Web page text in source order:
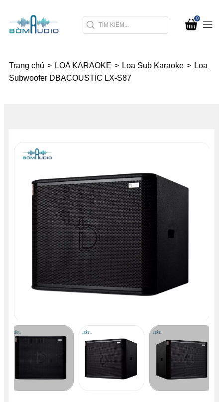
0
Trang chủ > LOA KARAOKE > Loa Sub Karaoke > Loa
Subwoofer DBACOUSTIC LX-S87